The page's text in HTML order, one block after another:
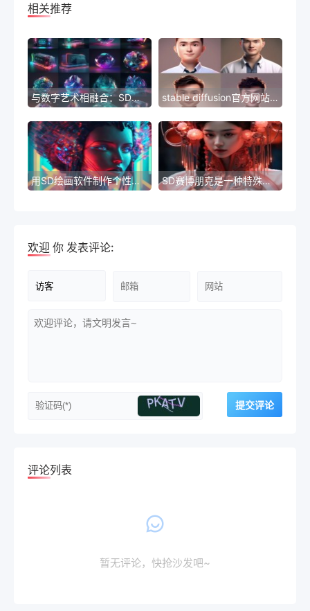
相关推荐
与数字艺术相融合：SD的AI绘画对话当代文化！ stable diffusion官方网站：探索SD绘画生活的奥秘
用SD绘画软件制作个性化的数字素材 SD赛博朋克是一种特殊的科幻文化，它描述了一个数字时代中个人权利与监控之间的紧张关系。随着技术的飞速发展，个人信息的泄露和监控成为了一个备受关注的问题。
欢迎 你 发表评论:
评论列表
暂无评论，快抢沙发吧~